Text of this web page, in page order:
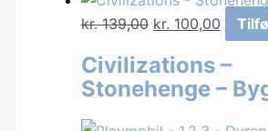
kr.139,00 Den
oprindelige
pris
var:
kr. 100,00Den
pris
er:
Civilizations –
Stonehenge –